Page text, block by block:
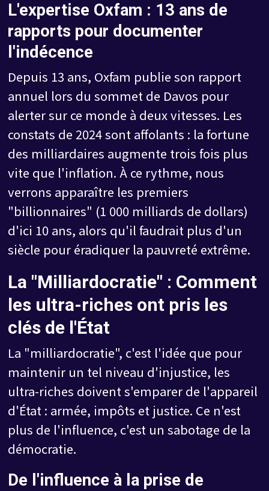
L'expertise Oxfam : 13 ans de
rapports pour documenter
l'indécence
Depuis 13 ans, Oxfam publie son rapport
annuel lors du sommet de Davos pour
alerter sur ce monde à deux vitesses. Les
constats de 2024 sont affolants : la fortune
des milliardaires augmente trois fois plus
vite que l'inflation. À ce rythme, nous
verrons apparaître les premiers
"billionnaires" (1 000 milliards de dollars)
d'ici 10 ans, alors qu'il faudrait plus d'un
siècle pour éradiquer la pauvreté extrême.
La "Milliardocratie" : Comment
les ultra-riches ont pris les
clés de l'État
La "milliardocratie", c'est l'idée que pour
maintenir un tel niveau d'injustice, les
ultra-riches doivent s'emparer de l'appareil
d'État : armée, impôts et justice. Ce n'est
plus de l'influence, c'est un sabotage de la
démocratie.
De l'influence à la prise de